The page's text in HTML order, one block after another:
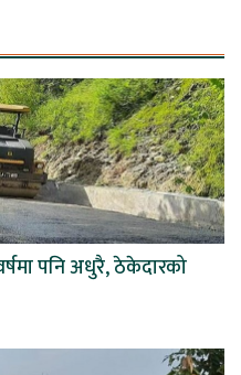
पनि अधुरै, ठेकेदारको